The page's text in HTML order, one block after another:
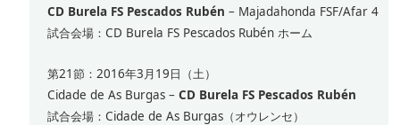
CD Burela FS Pescados Rubén – Majadahonda FSF/Afar 4
試合会場：CD Burela FS Pescados Rubén ホーム
第21節：2016年3月19日（土）
Cidade de As Burgas –CD Burela FS Pescados Rubén
試合会場：Cidade de As Burgas（オウレンセ）